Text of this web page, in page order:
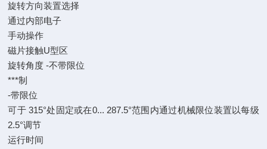
旋转方向装置选择
通过内部电子
手动操作
磁片接触U型区
旋转角度 -不带限位
***制
-带限位
可于 315°处固定或在0... 287.5°范围内通过机械限位装置以每级
2.5°调节
运行时间